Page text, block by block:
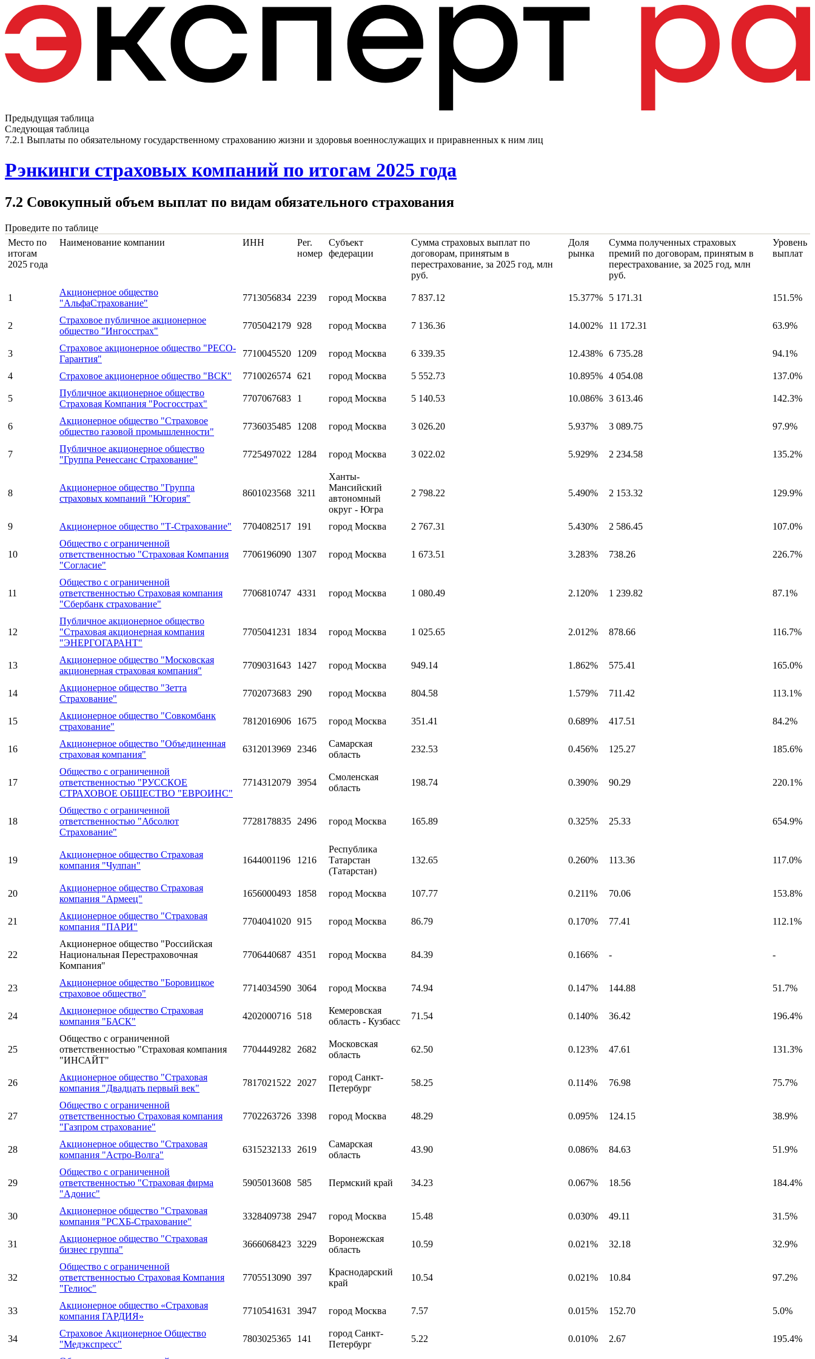
Предыдущая таблица
Следующая таблица
7.2.1 Выплаты по обязательному государственному страхованию жизни и здоровья военнослужащих и приравненных к ним лиц
Рэнкинги страховых компаний по итогам 2025 года
7.2 Совокупный объем выплат по видам обязательного страхования
Проведите по таблице
Место по
итогам
2025 года
Наименование компании ИНН
Рег.
номер
Субъект
федерации
Сумма страховых выплат по
договорам, принятым в
перестрахование, за 2025 год, млн
руб.
Доля
рынка
Сумма полученных страховых
премий по договорам, принятым в
перестрахование, за 2025 год, млн
руб.
Уровень
выплат
1
Акционерное общество
"АльфаСтрахование"
7713056834 2239 город Москва 7 837.12 15.377% 5 171.31 151.5%
2
Страховое публичное акционерное
общество "Ингосстрах"
7705042179 928 город Москва 7 136.36 14.002% 11 172.31 63.9%
3
Страховое акционерное общество "РЕСО-
Гарантия"
7710045520 1209 город Москва 6 339.35 12.438% 6 735.28 94.1%
4 Страховое акционерное общество "ВСК" 7710026574 621 город Москва 5 552.73 10.895% 4 054.08 137.0%
5
Публичное акционерное общество
Страховая Компания "Росгосстрах"
7707067683 1 город Москва 5 140.53 10.086% 3 613.46 142.3%
6
Акционерное общество "Страховое
общество газовой промышленности"
7736035485 1208 город Москва 3 026.20 5.937% 3 089.75 97.9%
7
Публичное акционерное общество
"Группа Ренессанс Страхование"
7725497022 1284 город Москва 3 022.02 5.929% 2 234.58 135.2%
8
Акционерное общество "Группа
страховых компаний "Югория"
8601023568 3211
Ханты-
Мансийский
автономный
округ - Югра
2 798.22 5.490% 2 153.32 129.9%
9 Акционерное общество "Т-Страхование" 7704082517 191 город Москва 2 767.31 5.430% 2 586.45 107.0%
10
Общество с ограниченной
ответственностью "Страховая Компания
"Согласие"
7706196090 1307 город Москва 1 673.51 3.283% 738.26 226.7%
11
Общество с ограниченной
ответственностью Страховая компания
"Сбербанк страхование"
7706810747 4331 город Москва 1 080.49 2.120% 1 239.82 87.1%
12
Публичное акционерное общество
"Страховая акционерная компания
"ЭНЕРГОГАРАНТ"
7705041231 1834 город Москва 1 025.65 2.012% 878.66 116.7%
13
Акционерное общество "Московская
акционерная страховая компания"
7709031643 1427 город Москва 949.14 1.862% 575.41 165.0%
14
Акционерное общество "Зетта
Страхование"
7702073683 290 город Москва 804.58 1.579% 711.42 113.1%
15
Акционерное общество "Совкомбанк
страхование"
7812016906 1675 город Москва 351.41 0.689% 417.51 84.2%
16
Акционерное общество "Объединенная
страховая компания"
6312013969 2346
Самарская
область
232.53 0.456% 125.27 185.6%
17
Общество с ограниченной
ответственностью "РУССКОЕ
СТРАХОВОЕ ОБЩЕСТВО "ЕВРОИНС"
7714312079 3954
Смоленская
область
198.74 0.390% 90.29 220.1%
18
Общество с ограниченной
ответственностью "Абсолют
Страхование"
7728178835 2496 город Москва 165.89 0.325% 25.33 654.9%
19
Акционерное общество Страховая
компания "Чулпан"
1644001196 1216
Республика
Татарстан
(Татарстан)
132.65 0.260% 113.36 117.0%
20
Акционерное общество Страховая
компания "Армеец"
1656000493 1858 город Москва 107.77 0.211% 70.06 153.8%
21
Акционерное общество "Страховая
компания "ПАРИ"
7704041020 915 город Москва 86.79 0.170% 77.41 112.1%
22
Акционерное общество "Российская
Национальная Перестраховочная
Компания"
7706440687 4351 город Москва 84.39 0.166% - -
23
Акционерное общество "Боровицкое
страховое общество"
7714034590 3064 город Москва 74.94 0.147% 144.88 51.7%
24
Акционерное общество Страховая
компания "БАСК"
4202000716 518
Кемеровская
область - Кузбасс
71.54 0.140% 36.42 196.4%
25
Общество с ограниченной
ответственностью "Страховая компания
"ИНСАЙТ"
7704449282 2682
Московская
область
62.50 0.123% 47.61 131.3%
26
Акционерное общество "Страховая
компания "Двадцать первый век"
7817021522 2027
город Санкт-
Петербург
58.25 0.114% 76.98 75.7%
27
Общество с ограниченной
ответственностью Страховая компания
"Газпром страхование"
7702263726 3398 город Москва 48.29 0.095% 124.15 38.9%
28
Акционерное общество "Страховая
компания "Астро-Волга"
6315232133 2619
Самарская
область
43.90 0.086% 84.63 51.9%
29
Общество с ограниченной
ответственностью "Страховая фирма
"Адонис"
5905013608 585 Пермский край 34.23 0.067% 18.56 184.4%
30
Акционерное общество "Страховая
компания "РСХБ-Страхование"
3328409738 2947 город Москва 15.48 0.030% 49.11 31.5%
31
Акционерное общество "Страховая
бизнес группа"
3666068423 3229
Воронежская
область
10.59 0.021% 32.18 32.9%
32
Общество с ограниченной
ответственностью Страховая Компания
"Гелиос"
7705513090 397
Краснодарский
край
10.54 0.021% 10.84 97.2%
33
Акционерное общество «Страховая
компания ГАРДИЯ»
7710541631 3947 город Москва 7.57 0.015% 152.70 5.0%
34
Страховое Акционерное Общество
"Медэкспресс"
7803025365 141
город Санкт-
Петербург
5.22 0.010% 2.67 195.4%